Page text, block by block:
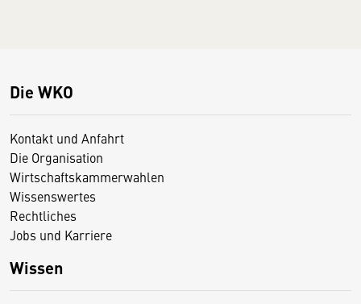
Die WKO
Kontakt und Anfahrt
Die Organisation
Wirtschaftskammerwahlen
Wissenswertes
Rechtliches
Jobs und Karriere
Wissen